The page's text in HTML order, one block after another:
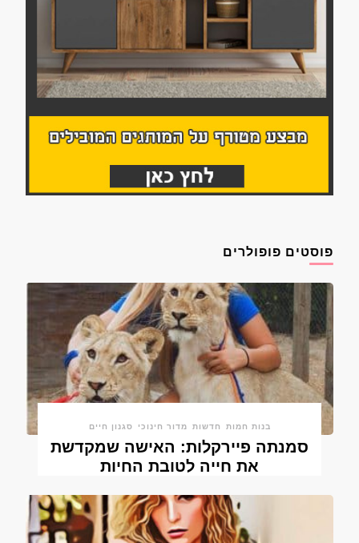
פוסטים פופולרים
בנות חמות חדשות מדור חינוכי סגנון חיים
סמנתה פיירקלות: האישה שמקדשת
את חייה לטובת החיות